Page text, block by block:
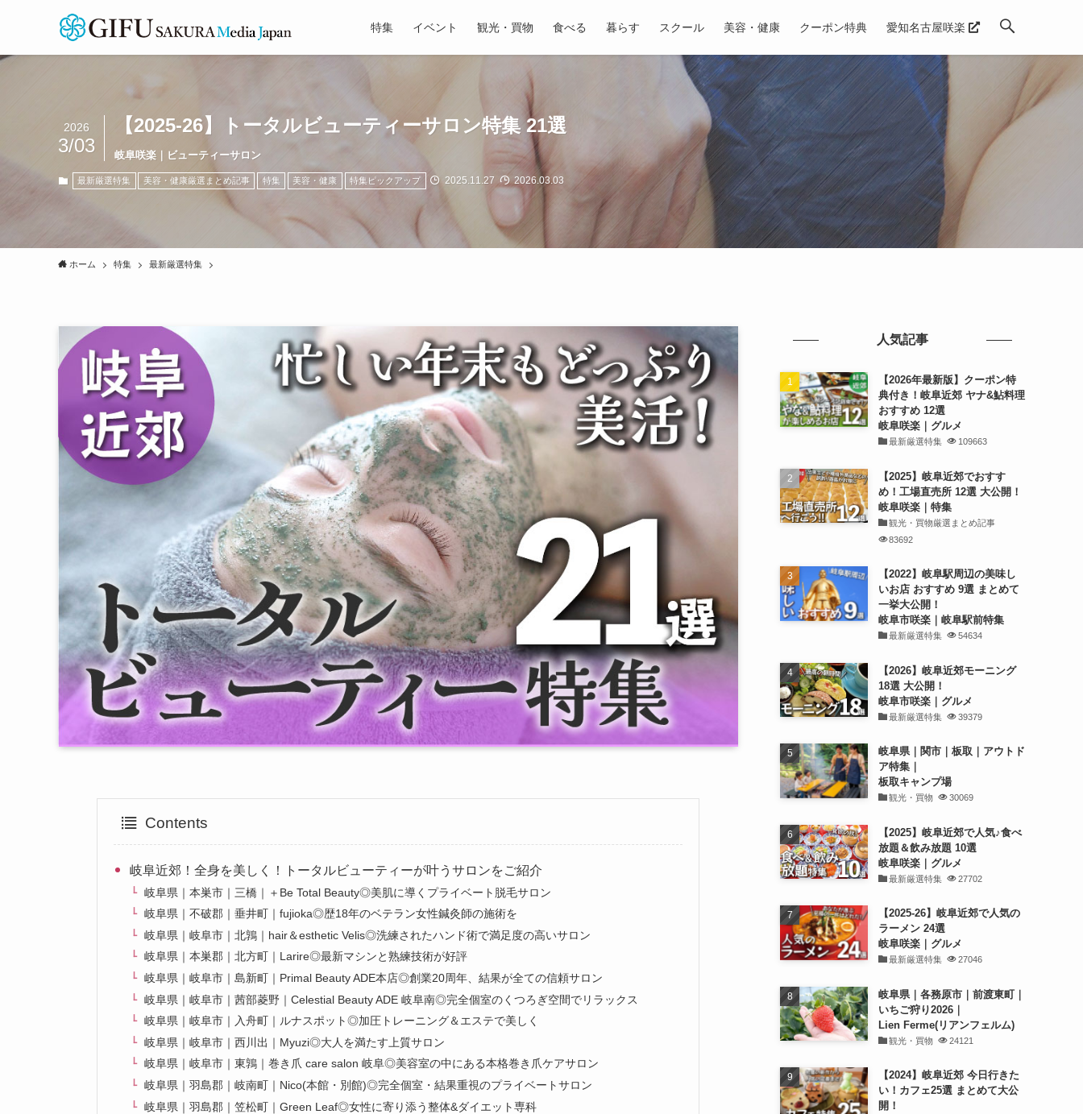
特集 イベント 観光・買物 食べる 暮らす スクール 美容・健康 クーポン特典 愛知名古屋咲楽
【2025-26】トータルビューティーサロン特集 21選
岐阜咲楽｜ビューティーサロン
2026
3/03
最新厳選特集 美容・健康厳選まとめ記事 特集 美容・健康 特集ピックアップ 2025.11.27 2026.03.03
ホーム 特集 最新厳選特集
Contents
岐阜近郊！全身を美しく！トータルビューティーが叶うサロンをご紹介
岐阜県｜本巣市｜三橋｜＋Be Total Beauty◎美肌に導くプライベート脱毛サロン
岐阜県｜不破郡｜垂井町｜fujioka◎歴18年のベテラン女性鍼灸師の施術を
岐阜県｜岐阜市｜北鶉｜hair＆esthetic Velis◎洗練されたハンド術で満足度の高いサロン
岐阜県｜本巣郡｜北方町｜Larire◎最新マシンと熟練技術が好評
岐阜県｜岐阜市｜島新町｜Primal Beauty ADE本店◎創業20周年、結果が全ての信頼サロン
岐阜県｜岐阜市｜茜部菱野｜Celestial Beauty ADE 岐阜南◎完全個室のくつろぎ空間でリラックス
岐阜県｜岐阜市｜入舟町｜ルナスポット◎加圧トレーニング＆エステで美しく
岐阜県｜岐阜市｜西川出｜Myuzi◎大人を満たす上質サロン
岐阜県｜岐阜市｜東鶉｜巻き爪 care salon 岐阜◎美容室の中にある本格巻き爪ケアサロン
岐阜県｜羽島郡｜岐南町｜Nico(本館・別館)◎完全個室・結果重視のプライベートサロン
岐阜県｜羽島郡｜笠松町｜Green Leaf◎女性に寄り添う整体&ダイエット専科
人気記事
【2026年最新版】クーポン特
典付き！岐阜近郊 ヤナ&鮎料理
おすすめ 12選
岐阜咲楽｜グルメ
最新厳選特集 109663
【2025】岐阜近郊でおすす
め！工場直売所 12選 大公開！
岐阜咲楽｜特集
観光・買物厳選まとめ記事
83692
【2022】岐阜駅周辺の美味し
いお店 おすすめ 9選 まとめて
一挙大公開！
岐阜市咲楽｜岐阜駅前特集
最新厳選特集 54634
【2026】岐阜近郊モーニング
18選 大公開！
岐阜市咲楽｜グルメ
最新厳選特集 39379
岐阜県｜関市｜板取｜アウトド
ア特集｜
板取キャンプ場
観光・買物 30069
【2025】岐阜近郊で人気♪食べ
放題＆飲み放題 10選
岐阜咲楽｜グルメ
最新厳選特集 27702
【2025-26】岐阜近郊で人気の
ラーメン 24選
岐阜咲楽｜グルメ
最新厳選特集 27046
岐阜県｜各務原市｜前渡東町｜
いちご狩り2026｜
Lien Ferme(リアンフェルム)
観光・買物 24121
【2024】岐阜近郊 今日行きた
い！カフェ25選 まとめて大公
開！